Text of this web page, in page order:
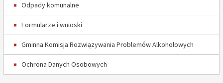
Odpady komunalne
Formularze i wnioski
Gminna Komisja Rozwiązywania Problemów Alkoholowych
Ochrona Danych Osobowych